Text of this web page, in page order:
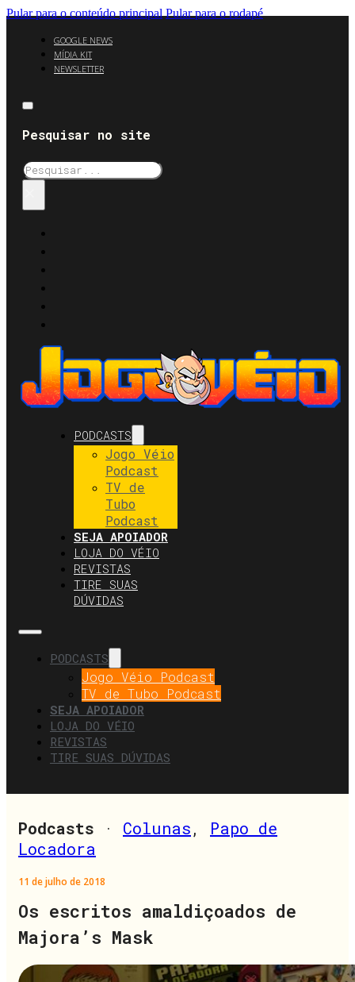
Pular para o conteúdo principal Pular para o rodapé
GOOGLE NEWS
MÍDIA KIT
NEWSLETTER
Pesquisar no site
Pesquisar
PODCASTS
Jogo Véio
Podcast
TV de
Tubo
Podcast
SEJA APOIADOR
LOJA DO VÉIO
REVISTAS
TIRE SUAS
DÚVIDAS
PODCASTS
Jogo Véio Podcast
TV de Tubo Podcast
SEJA APOIADOR
LOJA DO VÉIO
REVISTAS
TIRE SUAS DÚVIDAS
Podcasts · Colunas, Papo de
Locadora
11 de julho de 2018
Os escritos amaldiçoados de
Majora’s Mask